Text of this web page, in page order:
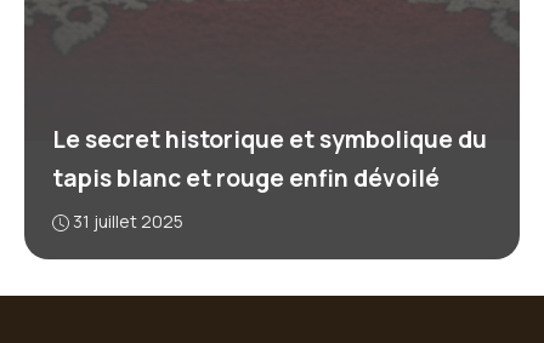
Le secret historique et symbolique du
tapis blanc et rouge enfin dévoilé
31 juillet 2025